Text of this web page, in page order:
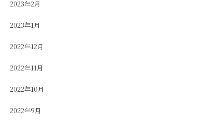
2023年2月
2023年1月
2022年12月
2022年11月
2022年10月
2022年9月